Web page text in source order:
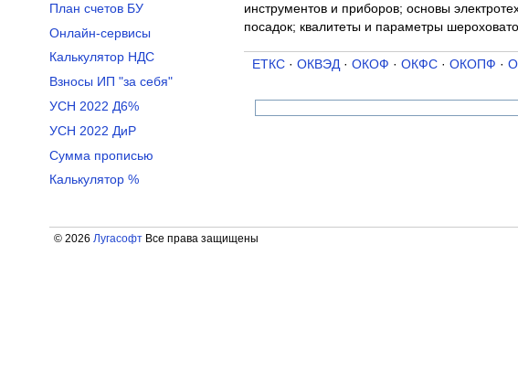
инструментов и приборов; основы
посадок; квалитеты и параметры
ЕТКС· ОКВЭД· ОКОФ · ОКФС· ОКОПФ ·
План счетов БУ
Онлайн-сервисы
Калькулятор НДС
Взносы ИП "за себя"
УСН 2022 Д6%
УСН 2022 ДиР
Сумма прописью
Калькулятор %
© 2026 ЛугасофтВсе права защищены